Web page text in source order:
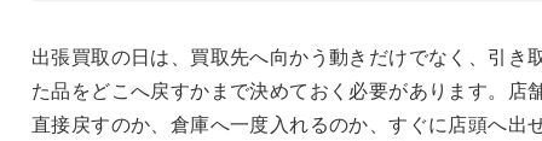
出張買取の日は、買取先へ向かう動きだけでなく、引き
た品をどこへ戻すかまで決めておく必要があります。店
直接戻すのか、倉庫へ一度入れるのか、すぐに店頭へ出